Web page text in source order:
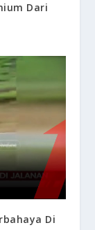
Dari
Di